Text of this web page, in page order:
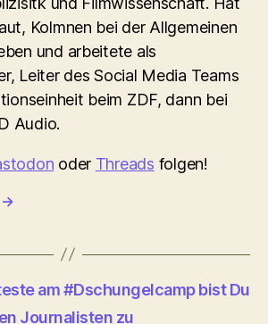
Kolmnen bei der Allgemeinen
und arbeitete als
Leiter des Social Media Teams
beim ZDF, dann bei
Audio.
oder Threads folgen!
→
am #Dschungelcamp bist Du
Journalisten zu